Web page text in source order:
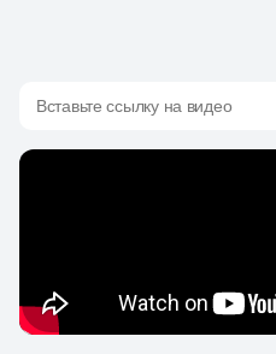
Вставьте ссылку на видео